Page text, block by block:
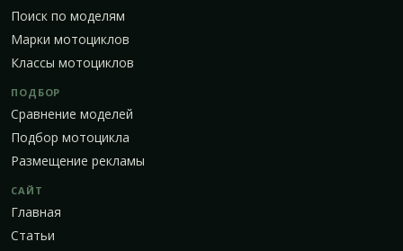
Поиск по моделям
Марки мотоциклов
Классы мотоциклов
ПОДБОР
Сравнение моделей
Подбор мотоцикла
Размещение рекламы
САЙТ
Главная
Статьи